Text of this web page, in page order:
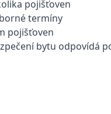
pojišťoven
termíny
pojišťoven
bytu odpovídá